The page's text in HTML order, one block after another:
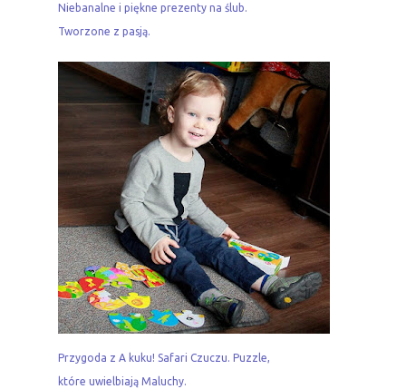
Niebanalne i piękne prezenty na ślub.
Tworzone z pasją.
Przygoda z A kuku! Safari Czuczu. Puzzle,
które uwielbiają Maluchy.